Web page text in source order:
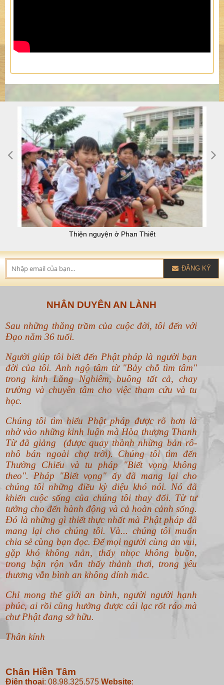
Thiện nguyện ở Phan Thiết
ĐĂNG KÝ
NHÂN DUYÊN AN LÀNH
Sau những thăng trầm của cuộc đời, tôi đến với
Đạo năm 36 tuổi.
Người giúp tôi biết đến Phật pháp là người bạn
đời của tôi. Anh ngộ tâm từ "Bảy chỗ tìm tâm"
trong kinh Lăng Nghiêm, buông tất cả, chay
trường và chuyên tâm cho việc tham cứu và tu
học.
Chúng tôi tìm hiểu Phật pháp được rõ hơn là
nhờ vào những kinh luận mà Hòa thượng Thanh
Từ đã giảng (được quay thành những bản rô-
nhô bán ngoài chợ trời). Chúng tôi tìm đến
Thường Chiếu và tu pháp "Biết vọng không
theo".Pháp "Biết vọng" ấy đã mang lại cho
chúng tôi những điều kỳ diệu khó nói. Nó đã
khiến cuộc sống của chúng tôi thay đổi. Từ tư
tưởng cho đến hành động và cả hoàn cảnh sống.
Đó là những gì thiết thực nhất mà Phật pháp đã
mang lại cho chúng tôi. Và... chúng tôi muốn
chia sẻ cùng bạn đọc. Để mọi người cùng an vui,
gặp khó không nản, thấy nhọc không buồn,
trong bận rộn vẫn thấy thảnh thơi, trong yêu
thương vẫn bình an không dính mắc.
Chỉ mong thế giới an bình, người người hạnh
phúc, ai rồi cũng hưởng được cái lạc rốt ráo mà
chư Phật đang sở hữu.
Thân kính
Chân Hiền Tâm
Điện thoại: 08.98.325.575 Website: